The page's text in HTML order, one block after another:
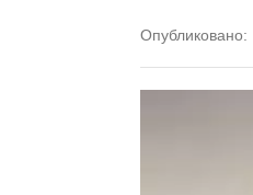
Опубликовано: